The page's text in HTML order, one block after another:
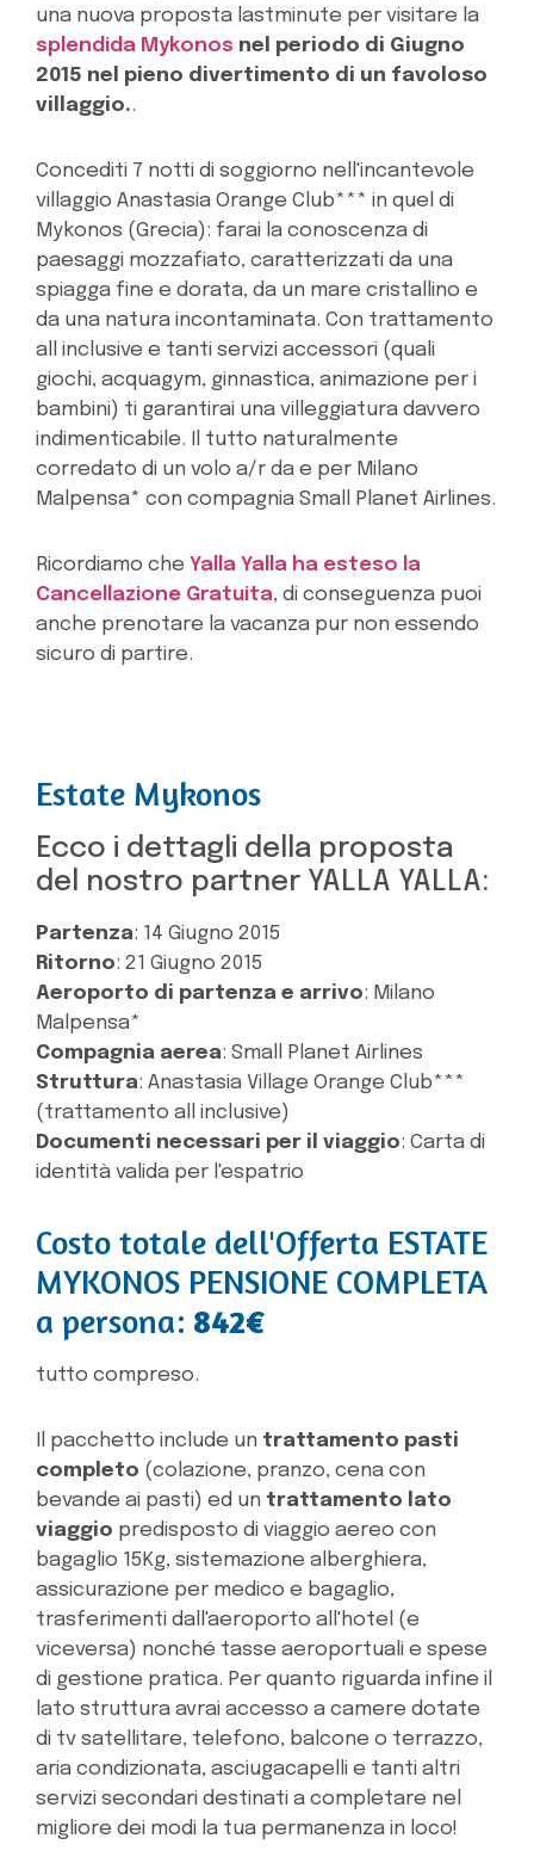
una nuova proposta lastminute per visitare la
splendida Mykonos nel periodo di Giugno
2015 nel pieno divertimento di un favoloso
villaggio..
Concediti 7 notti di soggiorno nell'incantevole
villaggio Anastasia Orange Club*** in quel di
Mykonos (Grecia): farai la conoscenza di
paesaggi mozzafiato, caratterizzati da una
spiagga fine e dorata, da un mare cristallino e
da una natura incontaminata. Con trattamento
all inclusive e tanti servizi accessori (quali
giochi, acquagym, ginnastica, animazione per i
bambini) ti garantirai una villeggiatura davvero
indimenticabile. Il tutto naturalmente
corredato di un volo a/r da e per Milano
Malpensa* con compagnia Small Planet Airlines.
Ricordiamo che Yalla Yalla ha esteso la
Cancellazione Gratuita, di conseguenza puoi
anche prenotare la vacanza pur non essendo
sicuro di partire.
Estate Mykonos
Ecco i dettagli della proposta
del nostro partner YALLA YALLA:
Partenza: 14 Giugno 2015
Ritorno: 21 Giugno 2015
Aeroporto di partenza e arrivo: Milano
Malpensa*
Compagnia aerea: Small Planet Airlines
Struttura: Anastasia Village Orange Club***
(trattamento all inclusive)
Documenti necessari per il viaggio: Carta di
identità valida per l'espatrio
Costo totale dell'Offerta ESTATE
MYKONOS PENSIONE COMPLETA
a persona: 842€
tutto compreso.
Il pacchetto include un trattamento pasti
completo (colazione, pranzo, cena con
bevande ai pasti) ed un trattamento lato
viaggio predisposto di viaggio aereo con
bagaglio 15Kg, sistemazione alberghiera,
assicurazione per medico e bagaglio,
trasferimenti dall'aeroporto all'hotel (e
viceversa) nonché tasse aeroportuali e spese
di gestione pratica. Per quanto riguarda infine il
lato struttura avrai accesso a camere dotate
di tv satellitare, telefono, balcone o terrazzo,
aria condizionata, asciugacapelli e tanti altri
servizi secondari destinati a completare nel
migliore dei modi la tua permanenza in loco!